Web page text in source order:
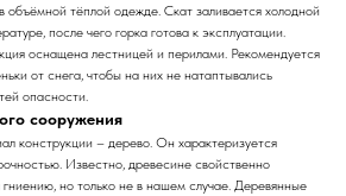
объёмной тёплой одежде. Скат заливается холодной
после чего горка готова к эксплуатации.
оснащена лестницей и перилами. Рекомендуется
от снега, чтобы на них не натаптывались
опасности.
сооружения
конструкции – дерево. Он характеризуется
Известно, древесине свойственно
но только не в нашем случае. Деревянные